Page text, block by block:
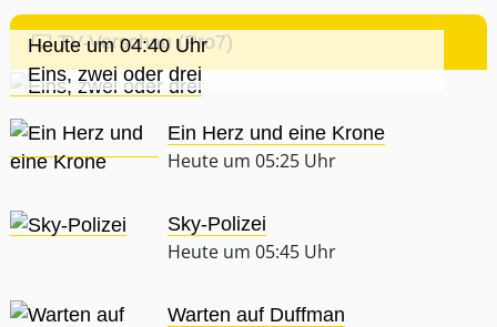
TV-Vorschau (Pro7)
Heute um 04:40 Uhr
Eins, zwei oder drei
Ein Herz und eine Krone
Heute um 05:25 Uhr
Sky-Polizei
Heute um 05:45 Uhr
Warten auf Duffman